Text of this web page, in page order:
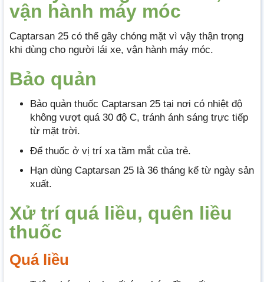
vận hành máy móc
Captarsan 25 có thể gây chóng mặt vì vậy thận trọng
khi dùng cho người lái xe, vận hành máy móc.
Bảo quản
Bảo quản thuốc Captarsan 25 tại nơi có nhiệt độ
không vượt quá 30 độ C, tránh ánh sáng trực tiếp
từ mặt trời.
Để thuốc ở vị trí xa tầm mắt của trẻ.
Hạn dùng Captarsan 25 là 36 tháng kể từ ngày sản
xuất.
Xử trí quá liều, quên liều
thuốc
Quá liều